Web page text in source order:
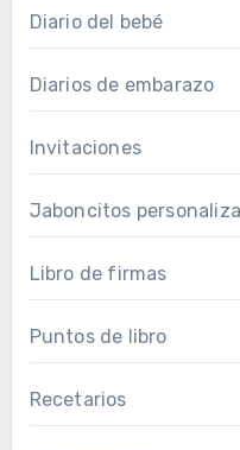
Diario del bebé
Diarios de embarazo
Invitaciones
Jaboncitos
Libro de firmas
Puntos de libro
Recetarios